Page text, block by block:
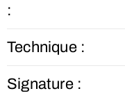
:
Technique :
Signature :